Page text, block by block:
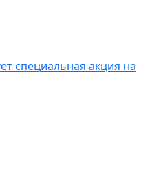
специальная акция на